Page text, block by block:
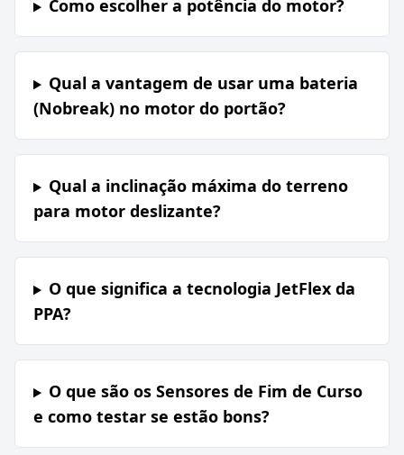
Como escolher a potência do motor?
Qual a vantagem de usar uma bateria
(Nobreak) no motor do portão?
Qual a inclinação máxima do terreno
para motor deslizante?
O que significa a tecnologia JetFlex da
PPA?
O que são os Sensores de Fim de Curso
e como testar se estão bons?